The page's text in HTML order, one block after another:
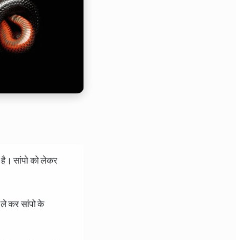
है। सांपो को लेकर
कर सांपो के